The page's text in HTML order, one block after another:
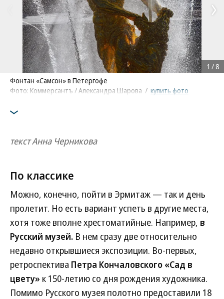
Фонтан «Самсон» в Петергофе
Фото: Коммерсантъ / Александра Шарова / купить фото
1 / 8
текст Анна Черникова
По классике
Можно, конечно, пойти в Эрмитаж — так и день
пролетит. Но есть вариант успеть в другие места,
хотя тоже вполне хрестоматийные. Например, в
Русский музей. В нем сразу две относительно
недавно открывшиеся экспозиции. Во-первых,
ретроспектива Петра Кончаловского «Сад в
цвету» к 150-летию со дня рождения художника.
Помимо Русского музея полотно предоставили 18